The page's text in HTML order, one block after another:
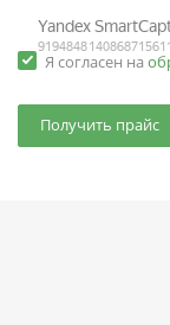
Я согласен на